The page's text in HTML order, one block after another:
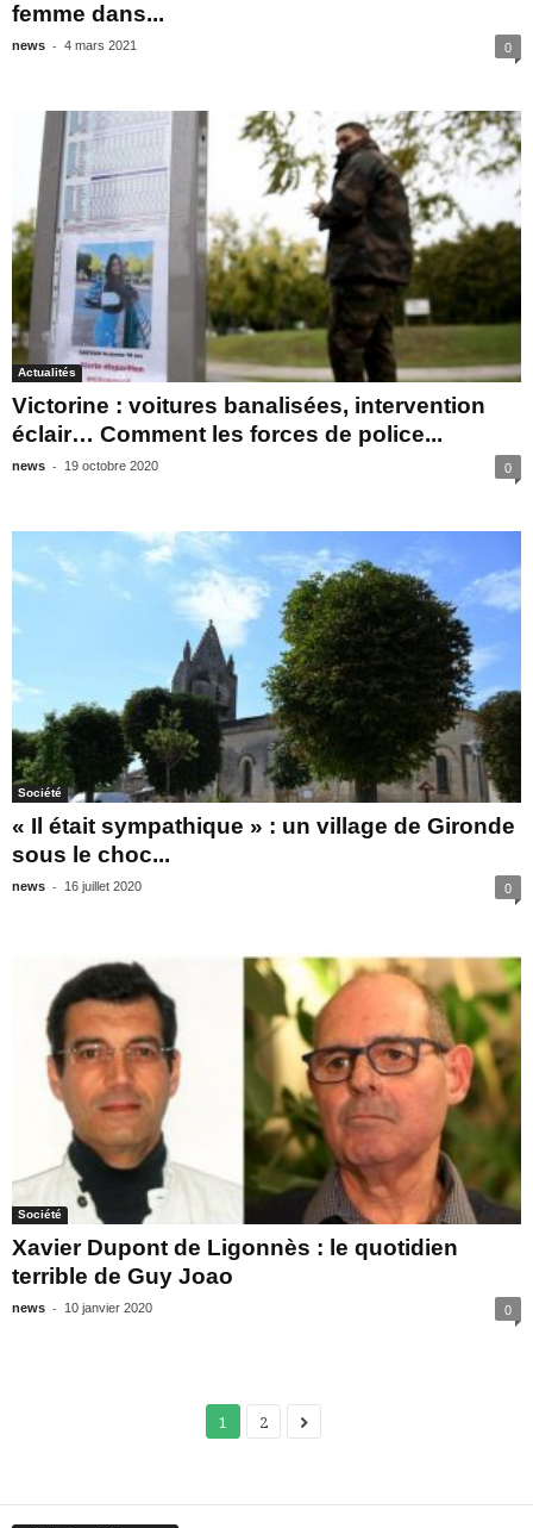
femme dans...
news - 4 mars 2021 0
Actualités
Victorine : voitures banalisées, intervention
éclair… Comment les forces de police...
news - 19 octobre 2020 0
Société
« Il était sympathique » : un village de Gironde
sous le choc...
news - 16 juillet 2020 0
Société
Xavier Dupont de Ligonnès : le quotidien
terrible de Guy Joao
news - 10 janvier 2020 0
1 2